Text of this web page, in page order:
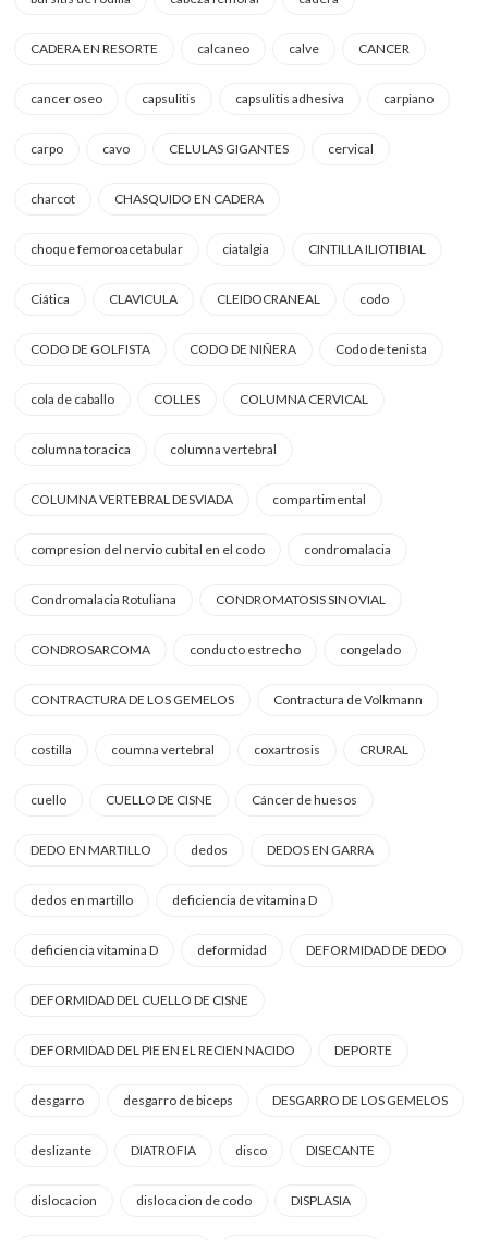
CADERA EN RESORTE calcaneo calve CANCER
cancer oseo capsulitis capsulitis adhesiva carpiano
carpo cavo CELULAS GIGANTES cervical
charcot CHASQUIDO EN CADERA
choque femoroacetabular ciatalgia CINTILLA ILIOTIBIAL
Ciática CLAVICULA CLEIDOCRANEAL codo
CODO DE GOLFISTA CODO DE NIÑERA Codo de tenista
cola de caballo COLLES COLUMNA CERVICAL
columna toracica columna vertebral
COLUMNA VERTEBRAL DESVIADA compartimental
compresion del nervio cubital en el codo condromalacia
Condromalacia Rotuliana CONDROMATOSIS SINOVIAL
CONDROSARCOMA conducto estrecho congelado
CONTRACTURA DE LOS GEMELOS Contractura de Volkmann
costilla coumna vertebral coxartrosis CRURAL
cuello CUELLO DE CISNE Cáncer de huesos
DEDO EN MARTILLO dedos DEDOS EN GARRA
dedos en martillo deficiencia de vitamina D
deficiencia vitamina D deformidad DEFORMIDAD DE DEDO
DEFORMIDAD DEL CUELLO DE CISNE
DEFORMIDAD DEL PIE EN EL RECIEN NACIDO DEPORTE
desgarro desgarro de biceps DESGARRO DE LOS GEMELOS
deslizante DIATROFIA disco DISECANTE
dislocacion dislocacion de codo DISPLASIA